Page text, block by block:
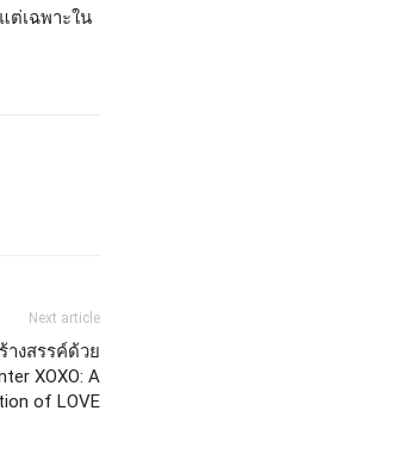
ต่เฉพาะใน
Next article
างสรรค์ด้วย
XOXO: A
of LOVE